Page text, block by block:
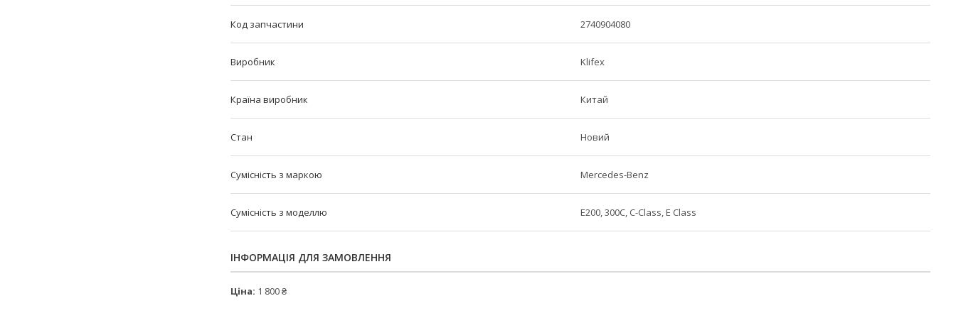
Код запчастини 2740904080
Виробник Klifex
Країна виробник Китай
Стан Новий
Сумісність з маркою Mercedes-Benz
Сумісність з моделлю E200, 300C, C-Class, E Class
ІНФОРМАЦІЯ ДЛЯ ЗАМОВЛЕННЯ
Ціна: 1 800 ₴